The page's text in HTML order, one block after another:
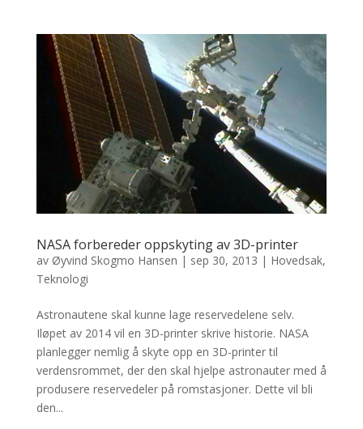
NASA forbereder oppskyting av 3D-printer
av Øyvind Skogmo Hansen | sep 30, 2013 | Hovedsak,
Teknologi
Astronautene skal kunne lage reservedelene selv.
Iløpet av 2014 vil en 3D-printer skrive historie. NASA
planlegger nemlig å skyte opp en 3D-printer til
verdensrommet, der den skal hjelpe astronauter med å
produsere reservedeler på romstasjoner. Dette vil bli
den...